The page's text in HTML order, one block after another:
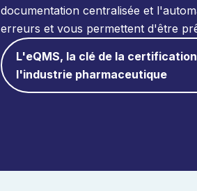
documentation centralisée et
erreurs et vous permettent d'être
L'eQMS, la clé de la
l'industrie pharmaceutique